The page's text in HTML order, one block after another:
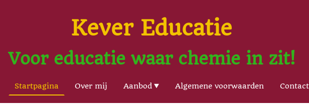
Kever Educatie
Voor educatie waar chemie in zit!
Startpagina Over mij Aanbod Algemene voorwaarden Contact